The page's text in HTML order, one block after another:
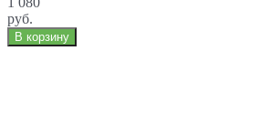
руб.
В корзину